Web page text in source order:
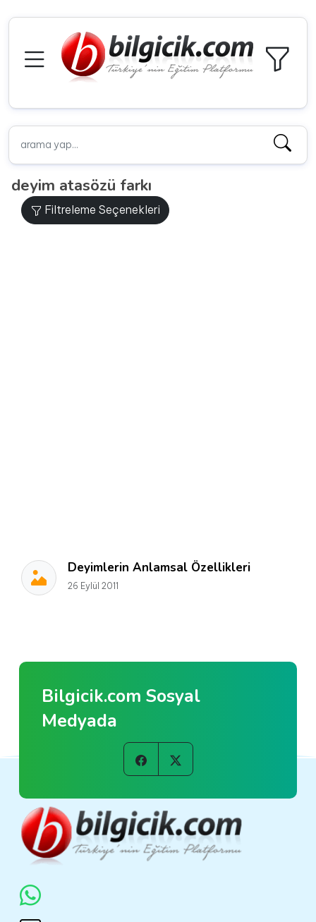
deyim atasözü farkı
Filtreleme Seçenekleri
Deyimlerin Anlamsal Özellikleri
26 Eylül 2011
Bilgicik.com Sosyal
Medyada